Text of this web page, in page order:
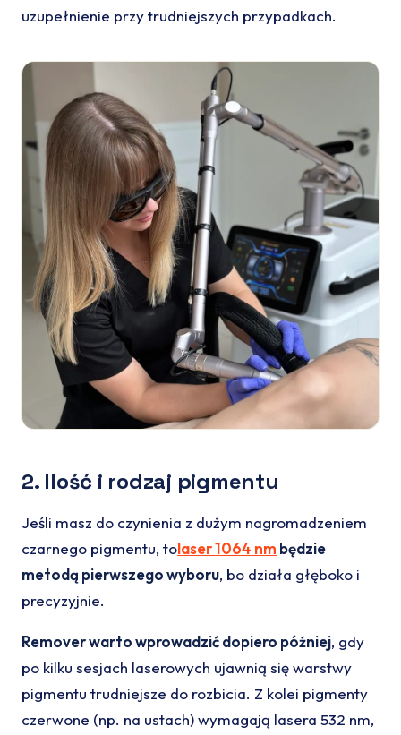
uzupełnienie przy trudniejszych przypadkach.
2. Ilość i rodzaj pigmentu
Jeśli masz do czynienia z dużym nagromadzeniem
czarnego pigmentu, tolaser 1064 nm będzie
metodą pierwszego wyboru, bo działa głęboko i
precyzyjnie.
Remover warto wprowadzić dopiero później, gdy
po kilku sesjach laserowych ujawnią się warstwy
pigmentu trudniejsze do rozbicia. Z kolei pigmenty
czerwone (np. na ustach) wymagają lasera 532 nm,